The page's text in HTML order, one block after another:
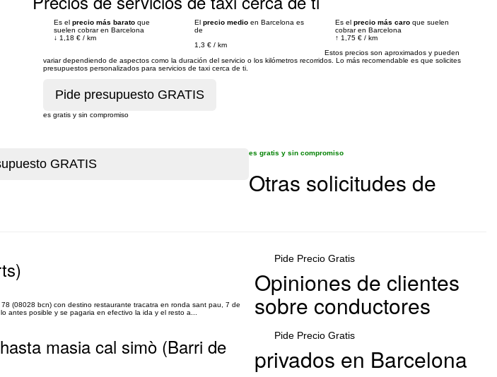
Es el precio más barato que
suelen cobrar en Barcelona
↓ 1,18 € / km
El precio medio en Barcelona es
de
1,3 € / km
Es el precio más caro que suelen
cobrar en Barcelona
↑ 1,75 € / km
Estos precios son aproximados y pueden
variar dependiendo de aspectos como la duración del servicio o los kilómetros recorridos. Lo más recomendable es que solicites
presupuestos personalizados para servicios de taxi cerca de ti.
es gratis y sin compromiso
es gratis y sin compromiso
Otras solicitudes de
(08028 bcn) con destino restaurante tracatra en ronda sant pau, 7 de
antes posible y se pagaria en efectivo la ida y el resto a...
Pide Precio Gratis
masia cal simò (Barri de Pide Precio Gratis
Opiniones de clientes
sobre conductores
privados en Barcelona